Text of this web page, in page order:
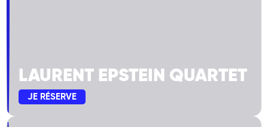
LAURENT EPSTEIN QUARTET
JE RÉSERVE